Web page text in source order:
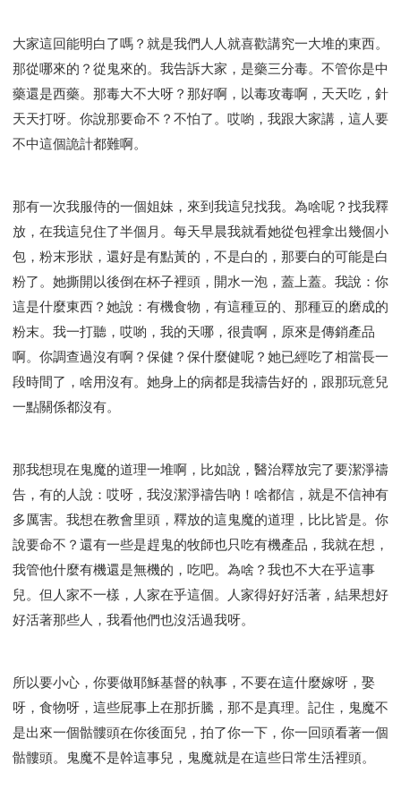
大家這回能明白了嗎？就是我們人人就喜歡講究一大堆的東西。
那從哪來的？從鬼來的。我告訴大家，是藥三分毒。不管你是中
藥還是西藥。那毒大不大呀？那好啊，以毒攻毒啊，天天吃，針
天天打呀。你說那要命不？不怕了。哎喲，我跟大家講，這人要
不中這個詭計都難啊。
那有一次我服侍的一個姐妹，來到我這兒找我。為啥呢？找我釋
放，在我這兒住了半個月。每天早晨我就看她從包裡拿出幾個小
包，粉末形狀，還好是有點黃的，不是白的，那要白的可能是白
粉了。她撕開以後倒在杯子裡頭，開水一泡，蓋上蓋。我說：你
這是什麼東西？她說：有機食物，有這種豆的、那種豆的磨成的
粉末。我一打聽，哎喲，我的天哪，很貴啊，原來是傳銷產品
啊。你調查過沒有啊？保健？保什麼健呢？她已經吃了相當長一
段時間了，啥用沒有。她身上的病都是我禱告好的，跟那玩意兒
一點關係都沒有。
那我想現在鬼魔的道理一堆啊，比如說，醫治釋放完了要潔淨禱
告，有的人說：哎呀，我沒潔淨禱告吶！啥都信，就是不信神有
多厲害。我想在教會里頭，釋放的這鬼魔的道理，比比皆是。你
說要命不？還有一些是趕鬼的牧師也只吃有機產品，我就在想，
我管他什麼有機還是無機的，吃吧。為啥？我也不大在乎這事
兒。但人家不一樣，人家在乎這個。人家得好好活著，結果想好
好活著那些人，我看他們也沒活過我呀。
所以要小心，你要做耶穌基督的執事，不要在這什麼嫁呀，娶
呀，食物呀，這些屁事上在那折騰，那不是真理。記住，鬼魔不
是出來一個骷髏頭在你後面兒，拍了你一下，你一回頭看著一個
骷髏頭。鬼魔不是幹這事兒，鬼魔就是在這些日常生活裡頭。